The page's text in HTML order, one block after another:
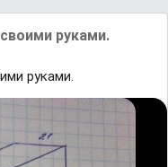
руками.
руками.